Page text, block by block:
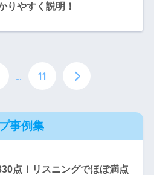
りやすく説明！
… 11
事例集
点！リスニングでほぼ満点